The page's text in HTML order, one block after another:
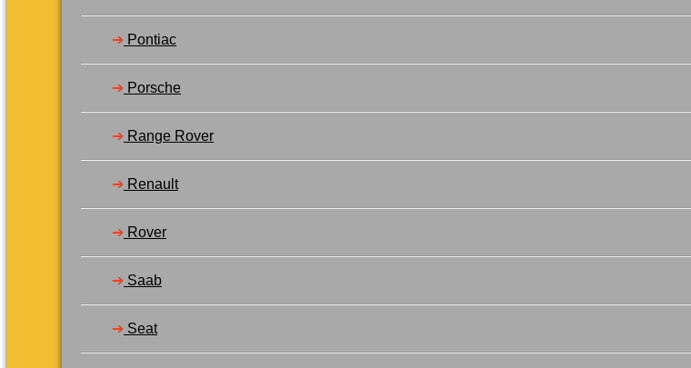
➔ Pontiac
➔ Porsche
➔ Range Rover
➔ Renault
➔ Rover
➔ Saab
➔ Seat